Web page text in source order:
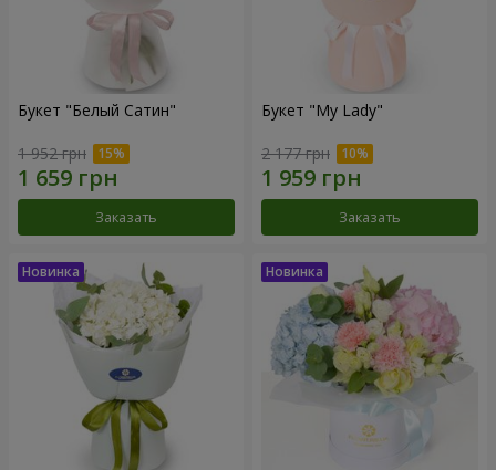
Букет "Белый Сатин"
1 952 грн
Заказать
Букет "My Lady"
2 177 грн
Заказать